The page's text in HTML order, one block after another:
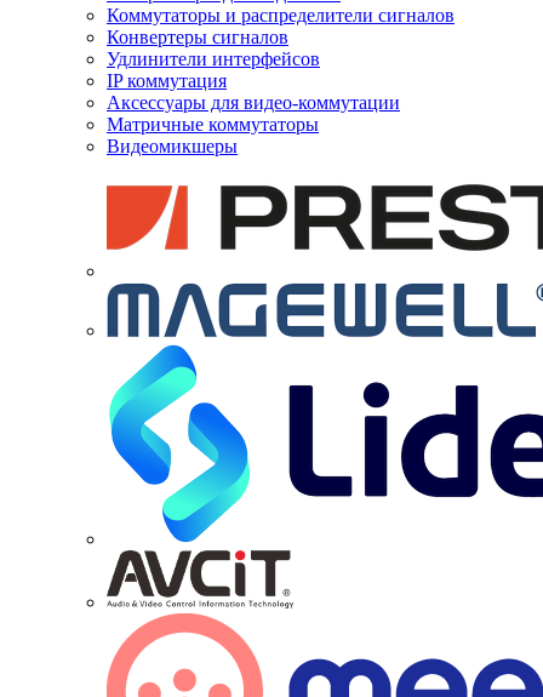
Коммутаторы и распределители сигналов
Конвертеры сигналов
Удлинители интерфейсов
IP коммутация
Аксессуары для видео-коммутации
Матричные коммутаторы
Видеомикшеры